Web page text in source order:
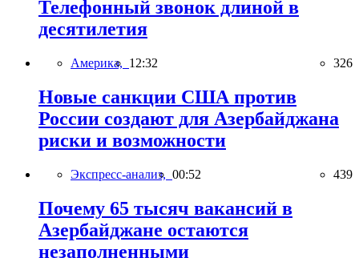
Телефонный звонок длиной в
десятилетия
Америка, 12:32 326
Новые санкции США против
России создают для Азербайджана
риски и возможности
Экспресс-анализ, 00:52 439
Почему 65 тысяч вакансий в
Азербайджане остаются
незаполненными